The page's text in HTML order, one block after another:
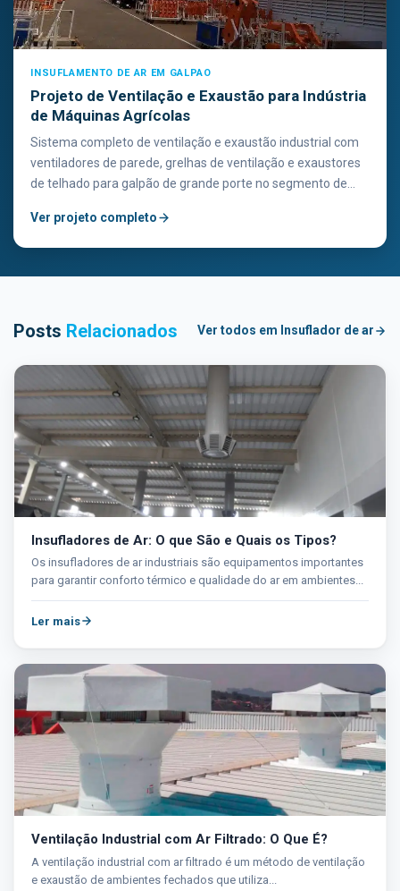
INSUFLAMENTO DE AR EM GALPAO
Projeto de Ventilação e Exaustão para Indústria
de Máquinas Agrícolas
Sistema completo de ventilação e exaustão industrial com
ventiladores de parede, grelhas de ventilação e exaustores
de telhado para galpão de grande porte no segmento de
Ver projeto completo
Posts Relacionados Ver todos em Insuflador de ar
Insufladores de Ar: O que São e Quais os Tipos?
Os insufladores de ar industriais são equipamentos importantes
para garantir conforto térmico e qualidade do ar em ambientes...
Ler mais
Ventilação Industrial com Ar Filtrado: O Que É?
A ventilação industrial com ar filtrado é um método de ventilação
e exaustão de ambientes fechados que utiliza...